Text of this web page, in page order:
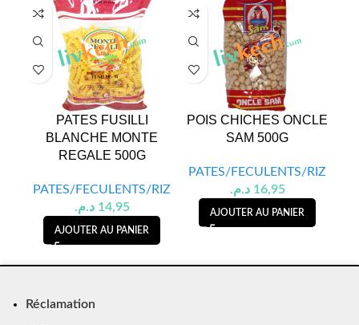
PATES FUSILLI
BLANCHE MONTE
REGALE 500G
PATES/FECULENTS/RIZ
14,95 د.م.
AJOUTER AU PANIER
POIS CHICHES ONCLE
SAM 500G
PATES/FECULENTS/RIZ
16,95 د.م.
AJOUTER AU PANIER
Réclamation